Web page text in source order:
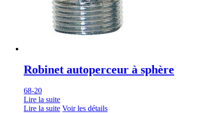
Robinet autoperceur à sphère
68-20
Lire la suite
Lire la suite Voir les détails